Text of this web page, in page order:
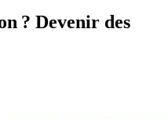
? Devenir des